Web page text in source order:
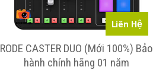
Liên Hệ
RODE CASTER DUO (Mới 100%) Bảo
hành chính hãng 01 năm